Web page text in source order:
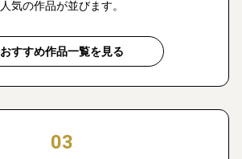
人気の作品が並びます。
おすすめ作品一覧を見る
03